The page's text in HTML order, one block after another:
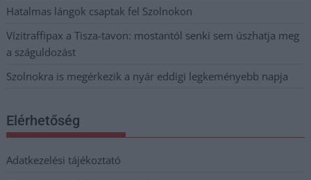
Hatalmas lángok csaptak fel Szolnokon
Vízitraffipax a Tisza-tavon: mostantól senki sem úszhatja meg
a száguldozást
Szolnokra is megérkezik a nyár eddigi legkeményebb napja
Elérhetőség
Adatkezelési tájékoztató